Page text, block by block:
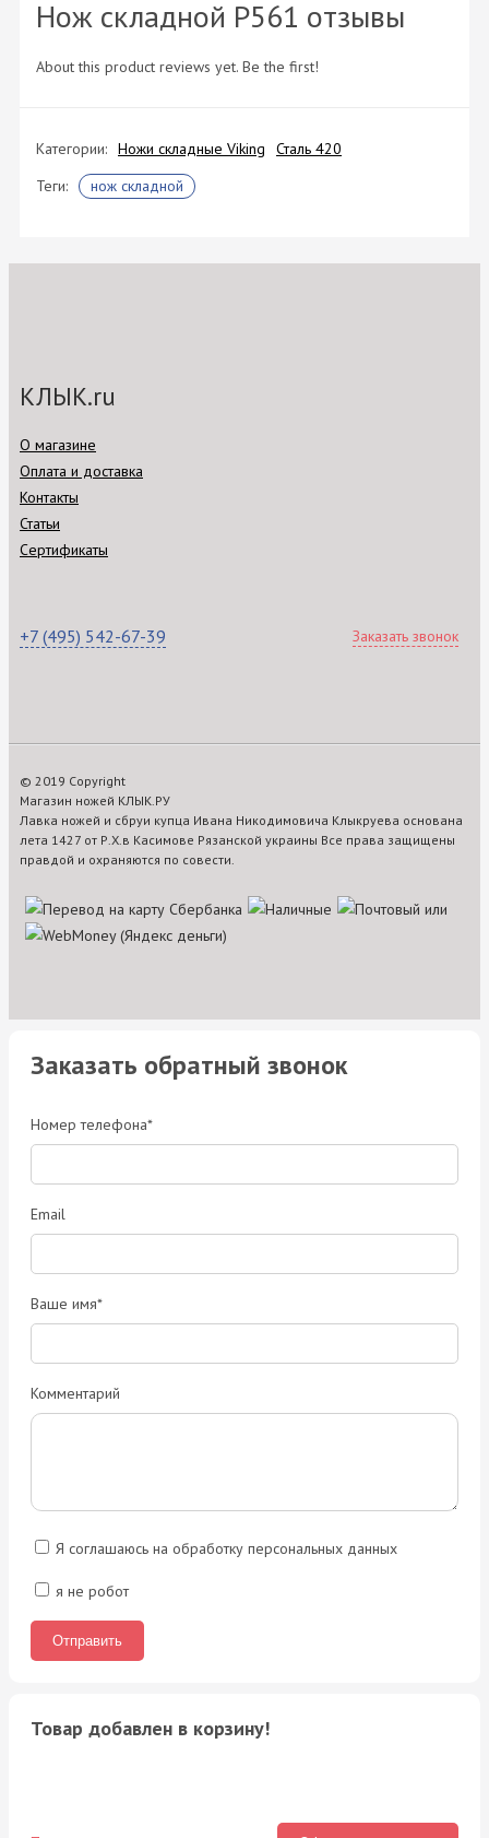
Нож складной P561 отзывы
About this product reviews yet. Be the first!
Категории: Ножи складные Viking
Сталь 420
Теги:
нож складной
КЛЫК.ru
О магазине
Оплата и доставка
Контакты
Статьи
Сертификаты
+7 (495) 542-67-39 Заказать звонок
© 2019 Copyright
Магазин ножей КЛЫК.РУ
Лавка ножей и сбруи купца Ивана Никодимовича Клыкруева основана
лета 1427 от Р.Х.в Касимове Рязанской украины Все права защищены
правдой и охраняются по совести.
Заказать обратный звонок
Номер телефона*
Email
Ваше имя*
Комментарий
Я соглашаюсь на обработку персональных данных
я не робот
Товар добавлен в корзину!